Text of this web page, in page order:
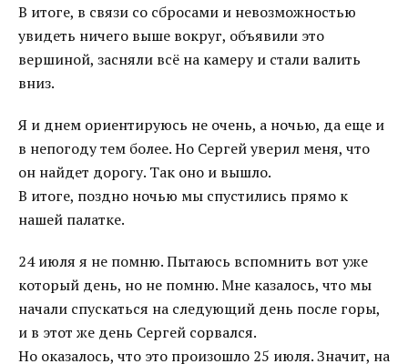
В итоге, в связи со сбросами и невозможностью
увидеть ничего выше вокруг, объявили это
вершиной, засняли всё на камеру и стали валить
вниз.
Я и днем ориентируюсь не очень, а ночью, да еще и
в непогоду тем более. Но Сергей уверил меня, что
он найдет дорогу. Так оно и вышло.
В итоге, поздно ночью мы спустились прямо к
нашей палатке.
24 июля я не помню. Пытаюсь вспомнить вот уже
который день, но не помню. Мне казалось, что мы
начали спускаться на следующий день после горы,
и в этот же день Сергей сорвался.
Но оказалось, что это произошло 25 июля. Значит, на